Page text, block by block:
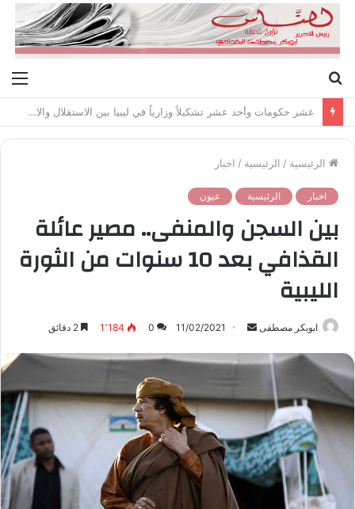
عن
عشر حكومات وأحد عشر تشكيلاً وزارياً في ليبيا بين الاستقلال والانقلاب (1951 – 1969)
الرئيسية / الرئيسية / اخبار
اخبار الرئيسية عيون
بين السجن والمنفى.. مصير عائلة
القذافي بعد 10 سنوات من الثورة
الليبية
ابوبكر مصطفى
س
ب
ر
ي
د
ا
11/02/2021
0 1٬184